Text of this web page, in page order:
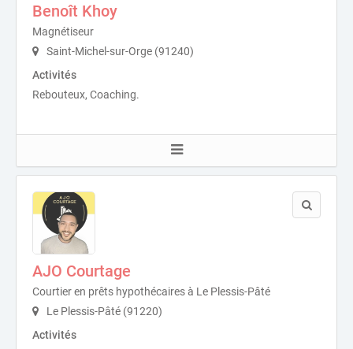
Benoît Khoy
Magnétiseur
Saint-Michel-sur-Orge (91240)
Activités
Rebouteux, Coaching.
AJO Courtage
Courtier en prêts hypothécaires à Le Plessis-Pâté
Le Plessis-Pâté (91220)
Activités